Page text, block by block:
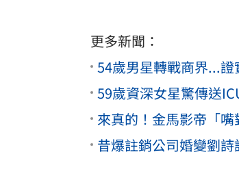
更多新聞：
54歲男星轉戰商界...
59歲資深女星驚傳送
來真的！金馬影帝「
昔爆註銷公司婚變劉